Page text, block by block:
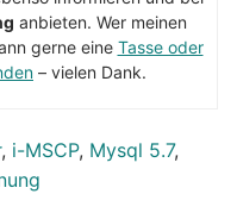
anbieten. Wer meinen
gerne eine Tasse oder
– vielen Dank.
, i-MSCP, Mysql 5.7,